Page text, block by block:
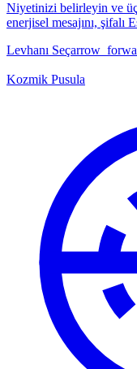
Niyetinizi belirleyin ve
enerjisel mesajını, şifalı
Levhanı Seç
Kozmik Pusula